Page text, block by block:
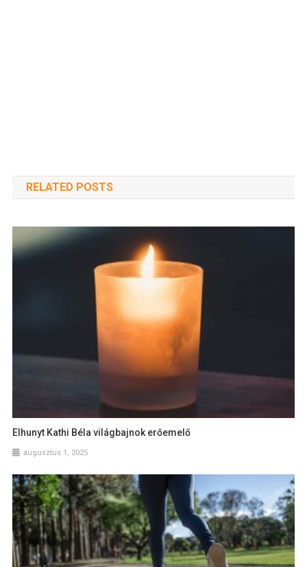
RELATED POSTS
Elhunyt Kathi Béla világbajnok erőemelő
augusztus 1, 2025